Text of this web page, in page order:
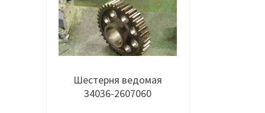
Шестерня ведомая
34036-2607060